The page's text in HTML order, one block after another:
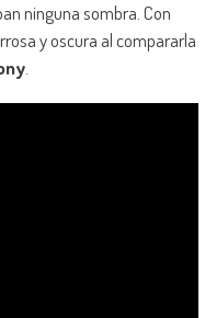
ninguna sombra. Con
y oscura al compararla
.